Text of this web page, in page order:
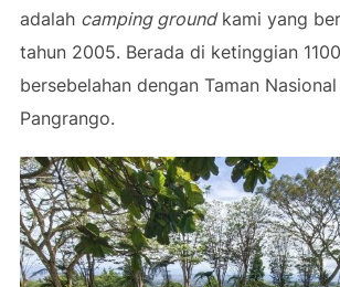
adalah camping groundkami yang
tahun 2005. Berada di ketinggian
bersebelahan dengan Taman
Pangrango.